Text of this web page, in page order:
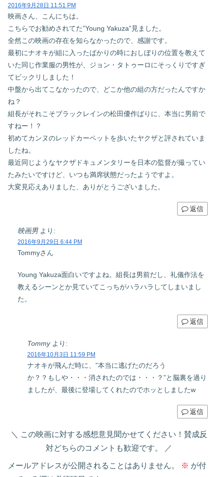
2016年9月28日 11:51 PM
映画さん、こんにちは。
こちらでお勧めされてた”Young Yakuza”見ました。
全然この映画の存在を知らなかったので、感謝です。
最初にナオキが組に入ったばかりの時におしぼりの位置を教えて
いた同じ作業服の男性が、ジョン・タトゥーロにそっくりですぎ
てビックリしました！
中盤から出てこなかったので、どこか他の組の方だったんですか
ね？
組長がそれこそブラックレインの松田優作ばりに、本当に男前で
すねー！？
初めてカンヌのレッドカーペットを歩いたヤクザと評されていま
したね。
最近同じようなヤクザドキュメンタリーを日本の監督が撮ってい
たみたいですけど、いつも満席状態だったようですよ。
大変見応えありました、ありがとうございました。
返信
映画男 より:
2016年9月29日 6:44 PM
Tommyさん
Young Yakuza面白いですよね。組長は男前だし、礼儀作法を
教えるシーンとか見ていてこっちがハラハラしてしまいまし
た。
返信
Tommy より:
2016年10月3日 11:59 PM
ナオキが飛んだ時に、”本当に逃げたのだろう
か？？もしや・・・消されたのでは・・・？”と脳裏を過り
ましたが、最後に登場してくれたのでホッとしましたw
返信
この映画に対する感想意見聞かせてください！賛成反
対どちらのコメントも歓迎です。
メールアドレスが公開されることはありません。 ※ が付